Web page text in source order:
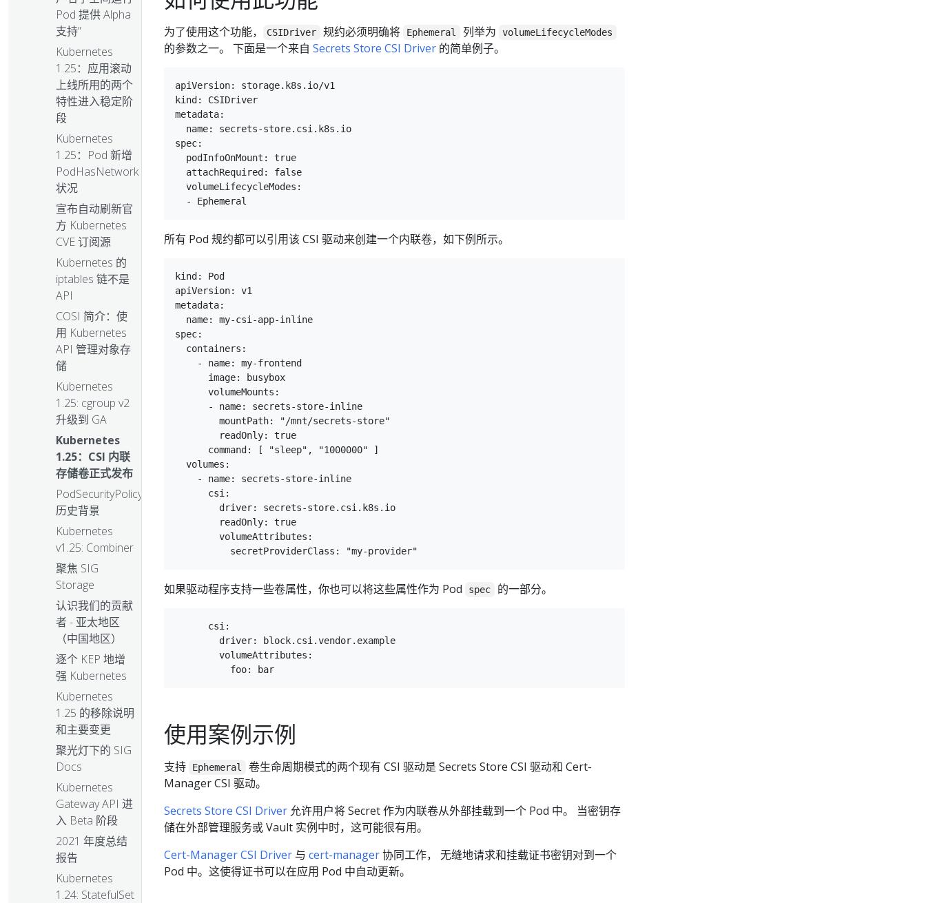
Pod 提供 Alpha
支持”
Kubernetes
1.25：应用滚动
上线所用的两个
特性进入稳定阶
段
Kubernetes
1.25：Pod 新增
PodHasNetwork
状况
宣布自动刷新官
方 Kubernetes
CVE 订阅源
Kubernetes 的
iptables 链不是
API
COSI 简介：使
用 Kubernetes
API 管理对象存
储
Kubernetes
1.25: cgroup v2
升级到 GA
Kubernetes
1.25：CSI 内联
存储卷正式发布
PodSecurityPolicy：
历史背景
Kubernetes
v1.25: Combiner
聚焦 SIG
Storage
认识我们的贡献
者 - 亚太地区
（中国地区）
逐个 KEP 地增
强 Kubernetes
Kubernetes
1.25 的移除说明
和主要变更
聚光灯下的 SIG
Docs
Kubernetes
Gateway API 进
入 Beta 阶段
2021 年度总结
报告
Kubernetes
1.24: StatefulSet
为了使用这个功能， CSIDriver 规约必须明确将 Ephemeral 列举为 volumeLifecycleModes
的参数之一。 下面是一个来自 Secrets Store CSI Driver 的简单例子。
apiVersion: storage.k8s.io/v1
kind: CSIDriver
metadata:
  name: secrets-store.csi.k8s.io
spec:
  podInfoOnMount: true
  attachRequired: false
  volumeLifecycleModes:
所有 Pod 规约都可以引用该 CSI 驱动来创建一个内联卷，如下例所示。
kind: Pod
apiVersion: v1
metadata:
  name: my-csi-app-inline
spec:
  containers:
    - name: my-frontend
      image: busybox
      volumeMounts:
      - name: secrets-store-inline
        mountPath: "/mnt/secrets-store"
        readOnly: true
      command: [ "sleep", "1000000" ]
  volumes:
    - name: secrets-store-inline
      csi:
        driver: secrets-store.csi.k8s.io
        readOnly: true
        volumeAttributes:
如果驱动程序支持一些卷属性，你也可以将这些属性作为 Pod spec 的一部分。
      csi:
        driver: block.csi.vendor.example
        volumeAttributes:
使用案例示例
支持 Ephemeral
卷生命周期模式的两个现有 CSI 驱动是 Secrets Store CSI 驱动和 Cert-
Manager CSI 驱动。
Secrets Store CSI Driver 允许用户将 Secret 作为内联卷从外部挂载到一个 Pod 中。 当密钥存
储在外部管理服务或 Vault 实例中时，这可能很有用。
Cert-Manager CSI Driver 与 cert-manager协同工作， 无缝地请求和挂载证书密钥对到一个
Pod 中。这使得证书可以在应用 Pod 中自动更新。